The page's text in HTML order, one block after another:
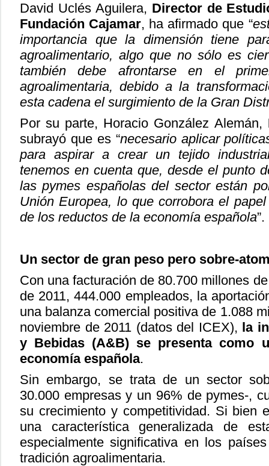
David Uclés Aguilera, Director de
Fundación Cajamar, ha afirmado que “
importancia que la dimensión tiene
agroalimentario, algo que no sólo es
también debe afrontarse en el
agroalimentaria, debido a la
esta cadena el surgimiento de la Gran
Por su parte, Horacio González Alemán,
subrayó que es “necesario aplicar
para aspirar a crear un tejido
tenemos en cuenta que, desde el punto
las pymes españolas del sector están
Unión Europea, lo que corrobora el
de los reductos de la economía española”.
Un sector de gran peso pero sobre-
Con una facturación de 80.700 millones
de 2011, 444.000 empleados, la
una balanza comercial positiva de 1.088
noviembre de 2011 (datos del ICEX), la
y Bebidas (A&B) se presenta como
economía española.
Sin embargo, se trata de un sector
30.000 empresas y un 96% de pymes-,
su crecimiento y competitividad. Si bien
una característica generalizada de
especialmente significativa en los
tradición agroalimentaria.